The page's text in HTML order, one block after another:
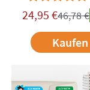
24,95 €46,78€
Kaufen